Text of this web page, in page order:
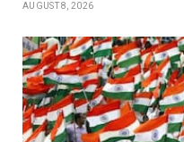
AUGUST 8, 2026